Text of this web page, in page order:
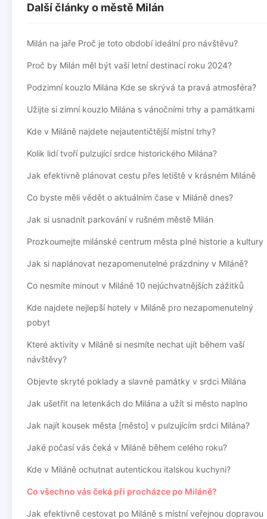
Další články o městě Milán
Milán na jaře Proč je toto období ideální pro návštěvu?
Proč by Milán měl být vaší letní destinací roku 2024?
Podzimní kouzlo Milána Kde se skrývá ta pravá atmosféra?
Užijte si zimní kouzlo Milána s vánočními trhy a památkami
Kde v Miláně najdete nejautentičtější místní trhy?
Kolik lidí tvoří pulzující srdce historického Milána?
Jak efektivně plánovat cestu přes letiště v krásném Miláně
Co byste měli vědět o aktuálním čase v Miláně dnes?
Jak si usnadnit parkování v rušném městě Milán
Prozkoumejte milánské centrum města plné historie a kultury
Jak si naplánovat nezapomenutelné prázdniny v Miláně?
Co nesmíte minout v Miláně 10 nejúchvatnějších zážitků
Kde najdete nejlepší hotely v Miláně pro nezapomenutelný
pobyt
Které aktivity v Miláně si nesmíte nechat ujít během vaší
návštěvy?
Objevte skryté poklady a slavné památky v srdci Milána
Jak ušetřit na letenkách do Milána a užít si město naplno
Jak najít kousek města [město] v pulzujícím srdci Milána?
Jaké počasí vás čeká v Miláně během celého roku?
Kde v Miláně ochutnat autentickou italskou kuchyni?
Co všechno vás čeká při procházce po Miláně?
Jak efektivně cestovat po Miláně s místní veřejnou dopravou